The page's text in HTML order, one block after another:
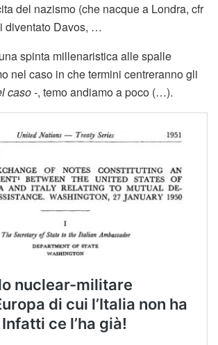
del nazismo (che nacque a Londra, cfr
diventato Davos, …
spinta millenaristica alle spalle
nel caso in che termini centreranno gli
caso-, temo andiamo a poco (…).